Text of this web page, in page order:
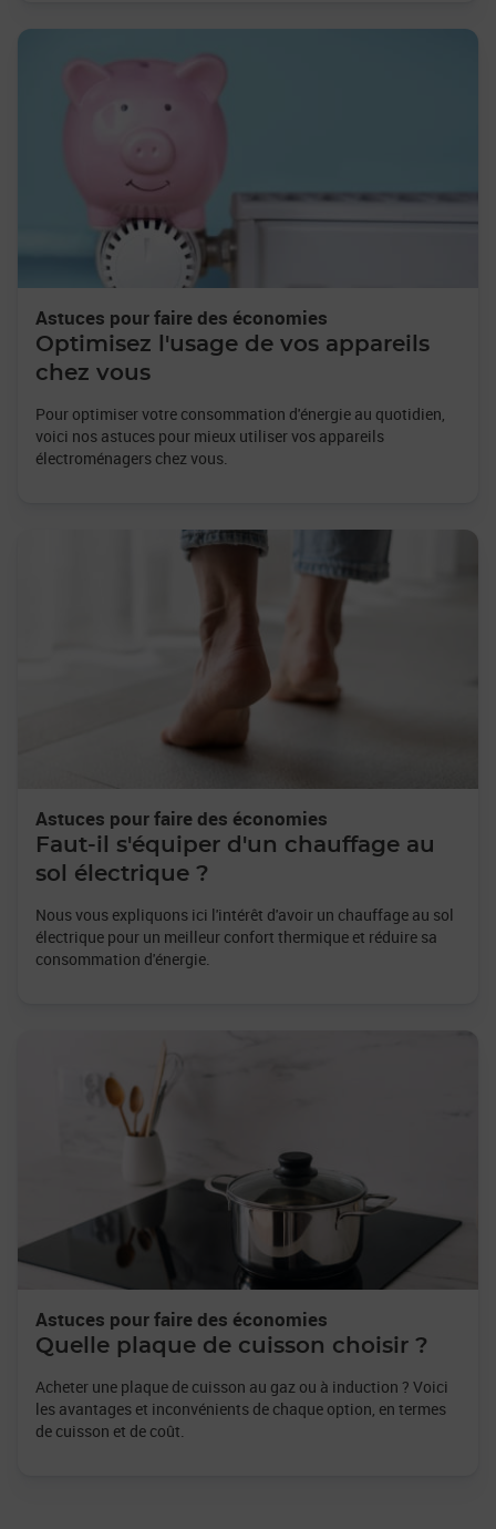
Astuces pour faire des économies
Optimisez l'usage de vos appareils
chez vous
Pour optimiser votre consommation d'énergie au quotidien,
voici nos astuces pour mieux utiliser vos appareils
électroménagers chez vous.
Astuces pour faire des économies
Faut-il s'équiper d'un chauffage au
sol électrique ?
Nous vous expliquons ici l'intérêt d'avoir un chauffage au sol
électrique pour un meilleur confort thermique et réduire sa
consommation d'énergie.
Astuces pour faire des économies
Quelle plaque de cuisson choisir ?
Acheter une plaque de cuisson au gaz ou à induction ? Voici
les avantages et inconvénients de chaque option, en termes
de cuisson et de coût.